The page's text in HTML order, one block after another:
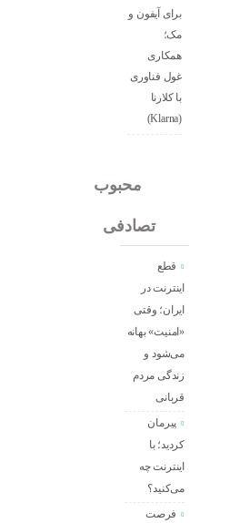
برای آیفون و
مک؛
همکاری
غول فناوری
با کلارنا
(Klarna)
جدیدمحبوب
تصادفی
قطع
اینترنت در
ایران؛ وقتی
«امنیت» بهانه
می‌شود و
زندگی مردم
قربانی
پیرمان
کردید؛ با
اینترنت چه
می‌کنید؟
فرصت